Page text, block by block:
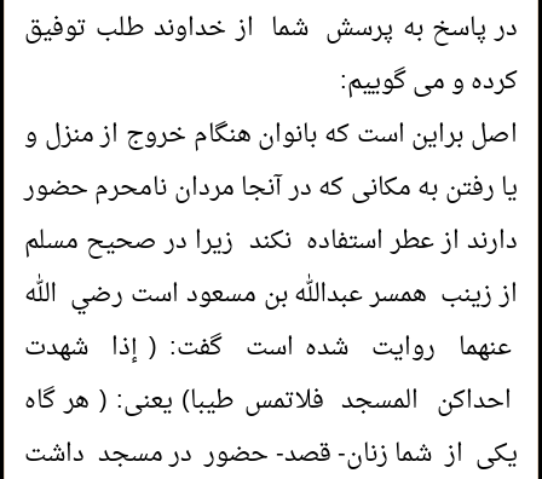
در پاسخ به پرسش شما از خداوند طلب توفیق
کرده و می گوییم:
اصل براین است که بانوان هنگام خروج از منزل و
یا رفتن به مکانی که در آنجا مردان نامحرم حضور
دارند از عطر استفاده نکند زیرا در صحیح مسلم
از زینب همسر عبدالله بن مسعود است رضي الله
عنهما روایت شده است گفت: ( إذا شهدت
احداكن المسجد فلاتمس طيبا) یعنی: ( هر گاه
یکی از شما زنان- قصد- حضور در مسجد داشت